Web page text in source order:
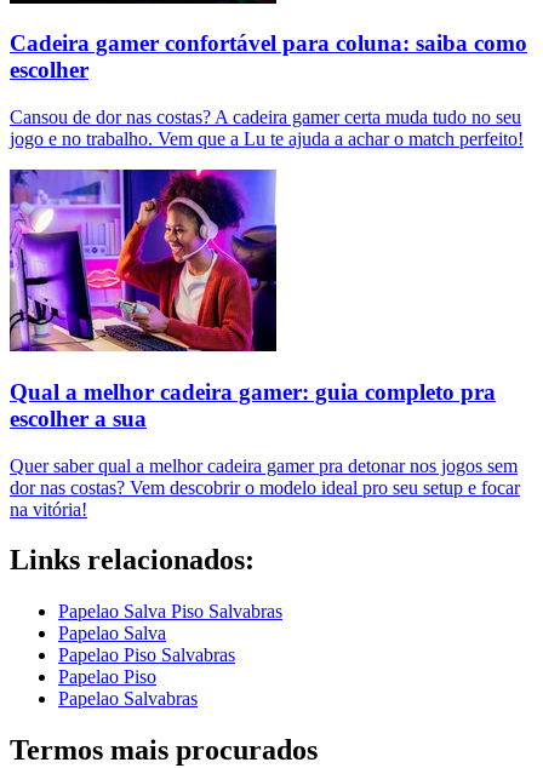
Cadeira gamer confortável para coluna: saiba como
escolher
Cansou de dor nas costas? A cadeira gamer certa muda tudo no seu
jogo e no trabalho. Vem que a Lu te ajuda a achar o match perfeito!
Qual a melhor cadeira gamer: guia completo pra
escolher a sua
Quer saber qual a melhor cadeira gamer pra detonar nos jogos sem
dor nas costas? Vem descobrir o modelo ideal pro seu setup e focar
na vitória!
Links relacionados:
Papelao Salva Piso Salvabras
Papelao Salva
Papelao Piso Salvabras
Papelao Piso
Papelao Salvabras
Termos mais procurados